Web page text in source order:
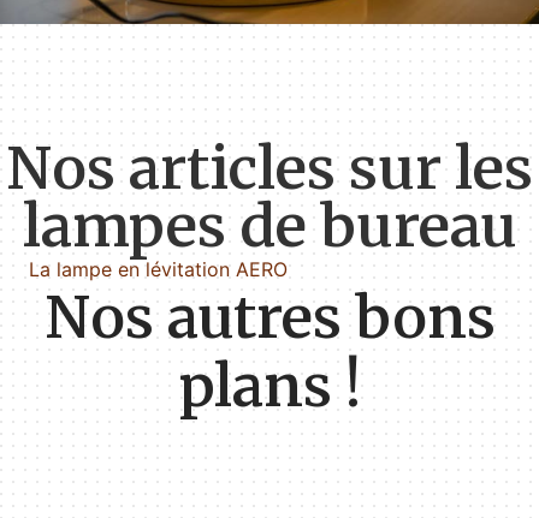
Nos articles sur les
lampes de bureau
La lampe en lévitation AERO
Nos autres bons
plans !